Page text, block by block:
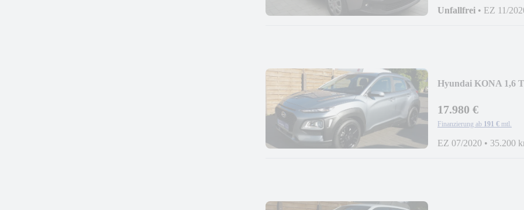
Unfallfrei • EZ 11/
Hyundai KONA 1,6
17.980 €
Finanzierung ab 191 € mtl.
EZ 07/2020 • 35.200